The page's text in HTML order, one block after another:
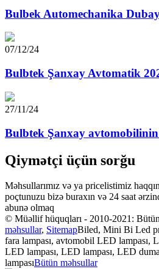
Bulbek Automechanika
07/12/24
Bulbtek Şanxay Avtomatik
27/11/24
Bulbtek Şanxay avtomobilinin
Qiymətçi üçün sorğu
Məhsullarımız və ya pricelistimiz
poçtunuzu bizə buraxın və 24 saat
abunə olmaq
© Müəllif hüquqları - 2010-2021:
məhsullar, SitemapBiled, Mini Bi Led
fara lampası, avtomobil LED lampası,
LED lampası, LED lampası, LED
lampasıBütün məhsullar